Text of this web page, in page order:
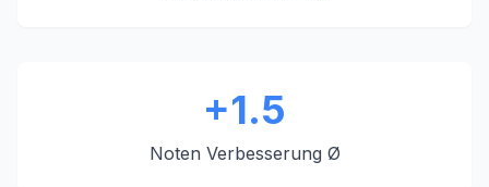
+1.5
Noten Verbesserung Ø